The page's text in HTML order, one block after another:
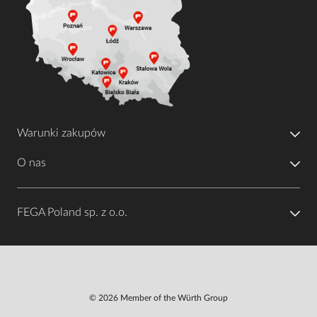
Warunki zakupów
O nas
FEGA Poland sp. z o.o.
© 2026 Member of the Würth Group